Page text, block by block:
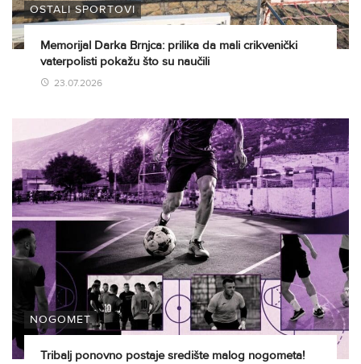
OSTALI SPORTOVI
Memorijal Darka Brnjca: prilika da mali crikvenički
vaterpolisti pokažu što su naučili
23.07.2026
NOGOMET
Tribalj ponovno postaje središte malog nogometa!